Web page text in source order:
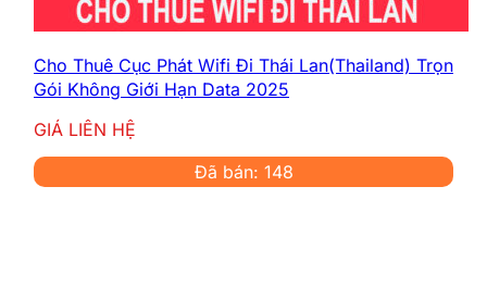
Cho Thuê Cục Phát Wifi Đi Thái Lan(Thailand) Trọn
Gói Không Giới Hạn Data 2025
GIÁ LIÊN HỆ
Đã bán: 148